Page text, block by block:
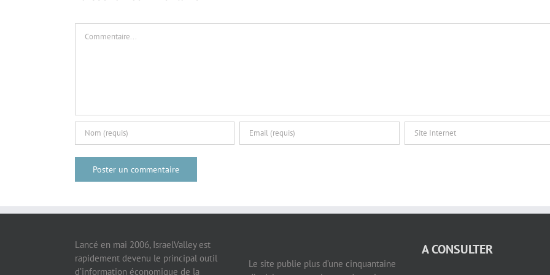
Lancé en mai 2006, IsraelValley est
rapidement devenu le principal outil
d’information économique de la
Le site publie plus d’une cinquantaine
A CONSULTER